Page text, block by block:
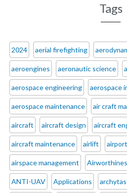
Tags
2024 aerial firefighting
aeroengines aeronautic science
aerospace engineering aerospace
aerospace maintenance air craft
aircraft aircraft design aircraft
aircraft maintenance airlift
airspace management
ANTI-UAV Applications archytas